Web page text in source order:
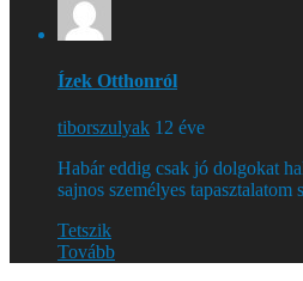
Ízek Otthonról
tiborszulyak 12 éve
Habár eddig csak jó dolgokat
sajnos személyes
Tetszik
Tovább